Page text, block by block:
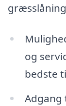
og
bedste
Adgang